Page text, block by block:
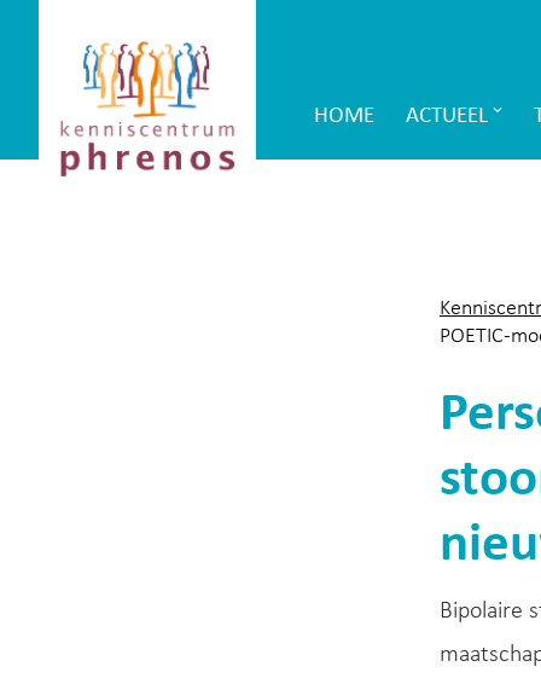
Phrenos
website
Main
HOME ACTUEEL
POETIC-
Bipolaire